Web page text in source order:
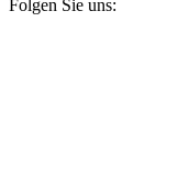
Folgen Sie uns: